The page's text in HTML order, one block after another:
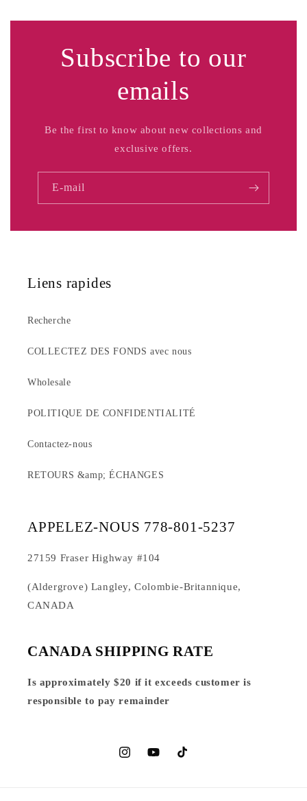
Subscribe to our
emails
Be the first to know about new collections and
exclusive offers.
E-mail
Liens rapides
Recherche
COLLECTEZ DES FONDS avec nous
Wholesale
POLITIQUE DE CONFIDENTIALITÉ
Contactez-nous
RETOURS &amp; ÉCHANGES
APPELEZ-NOUS 778-801-5237
27159 Fraser Highway #104
(Aldergrove) Langley, Colombie-Britannique,
CANADA
CANADA SHIPPING RATE
Is approximately $20 if it exceeds customer is
responsible to pay remainder
InstagramYouTubeTikTok